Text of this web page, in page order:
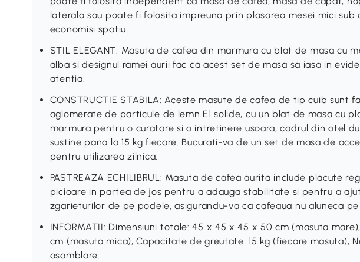
laterala sau poate fi folosita impreuna prin plasarea mesei mici sub
economisi spatiu.
STIL ELEGANT: Masuta de cafea din marmura cu blat de masa cu
alba si designul ramei aurii fac ca acest set de masa sa iasa in
atentia.
CONSTRUCTIE STABILA: Aceste masute de cafea de tip cuib sunt
aglomerate de particule de lemn E1 solide, cu un blat de masa cu
marmura pentru o curatare si o intretinere usoara, cadrul din otel
sustine pana la 15 kg fiecare. Bucurati-va de un set de masa de
pentru utilizarea zilnica.
PASTREAZA ECHILIBRUL: Masuta de cafea aurita include placute
picioare in partea de jos pentru a adauga stabilitate si pentru a
zgarieturilor de pe podele, asigurandu-va ca cafeaua nu aluneca
INFORMATII: Dimensiuni totale: 45 x 45 x 45 x 50 cm (masuta
cm (masuta mica), Capacitate de greutate: 15 kg (fiecare masuta),
asamblare.